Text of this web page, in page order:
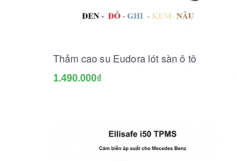
Thảm cao su Eudora lót sàn ô tô
1.490.000₫